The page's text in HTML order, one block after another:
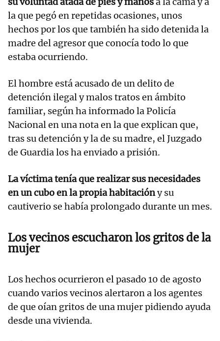
la que pegó en repetidas ocasiones, unos
hechos por los que también ha sido detenida la
madre del agresor que conocía todo lo que
estaba ocurriendo.
El hombre está acusado de un delito de
detención ilegal y malos tratos en ámbito
familiar, según ha informado la Policía
Nacional en una nota en la que explican que,
tras su detención y la de su madre, el Juzgado
de Guardia los ha enviado a prisión.
La víctima tenía que realizar sus necesidades
en un cubo en la propia habitacióny su
cautiverio se había prolongado durante un mes.
Los vecinos escucharon los gritos de la
mujer
Los hechos ocurrieron el pasado 10 de agosto
cuando varios vecinos alertaron a los agentes
de que oían gritos de una mujer pidiendo ayuda
desde una vivienda.